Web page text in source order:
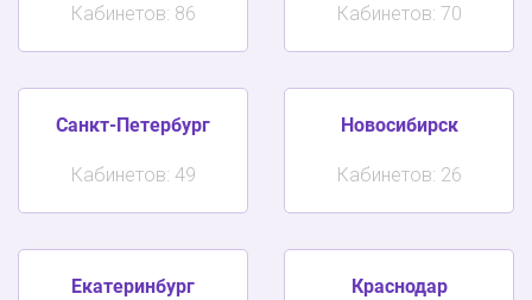
Кабинетов: 86 Кабинетов: 70
Санкт-Петербург
Кабинетов: 49
Новосибирск
Кабинетов: 26
Екатеринбург Краснодар